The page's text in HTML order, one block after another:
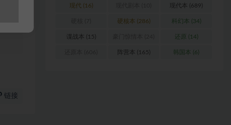
链接
现代 (16) 现代本 (689)
硬核本 (286) 科幻本 (34)
谍战本 (15) 还原 (14)
阵营本 (165) 韩国本 (6)